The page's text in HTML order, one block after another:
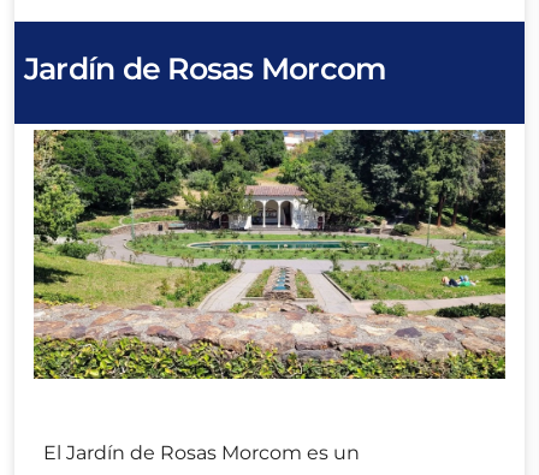
Jardín de Rosas Morcom
El Jardín de Rosas Morcom es un